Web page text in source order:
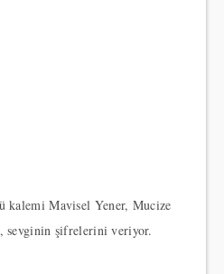
kalemi Mavisel Yener, Mucize
sevginin şifrelerini veriyor.